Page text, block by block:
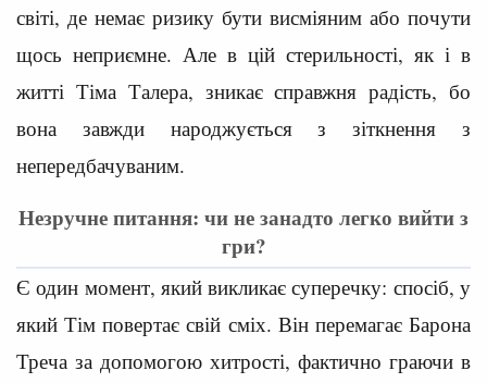
світі, де немає ризику бути висміяним або почути
щось неприємне. Але в цій стерильності, як і в
житті Тіма Талера, зникає справжня радість, бо
вона завжди народжується з зіткнення з
непередбачуваним.
Незручне питання: чи не занадто легко вийти з
гри?
Є один момент, який викликає суперечку: спосіб, у
який Тім повертає свій сміх. Він перемагає Барона
Треча за допомогою хитрості, фактично граючи в